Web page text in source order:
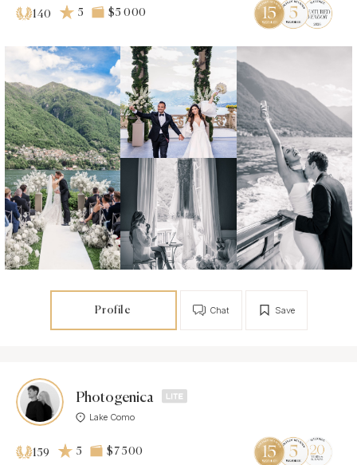
140 5 $5 000
Profile Save
Chat
Photogenica
Lake Como
159 5 $7 500